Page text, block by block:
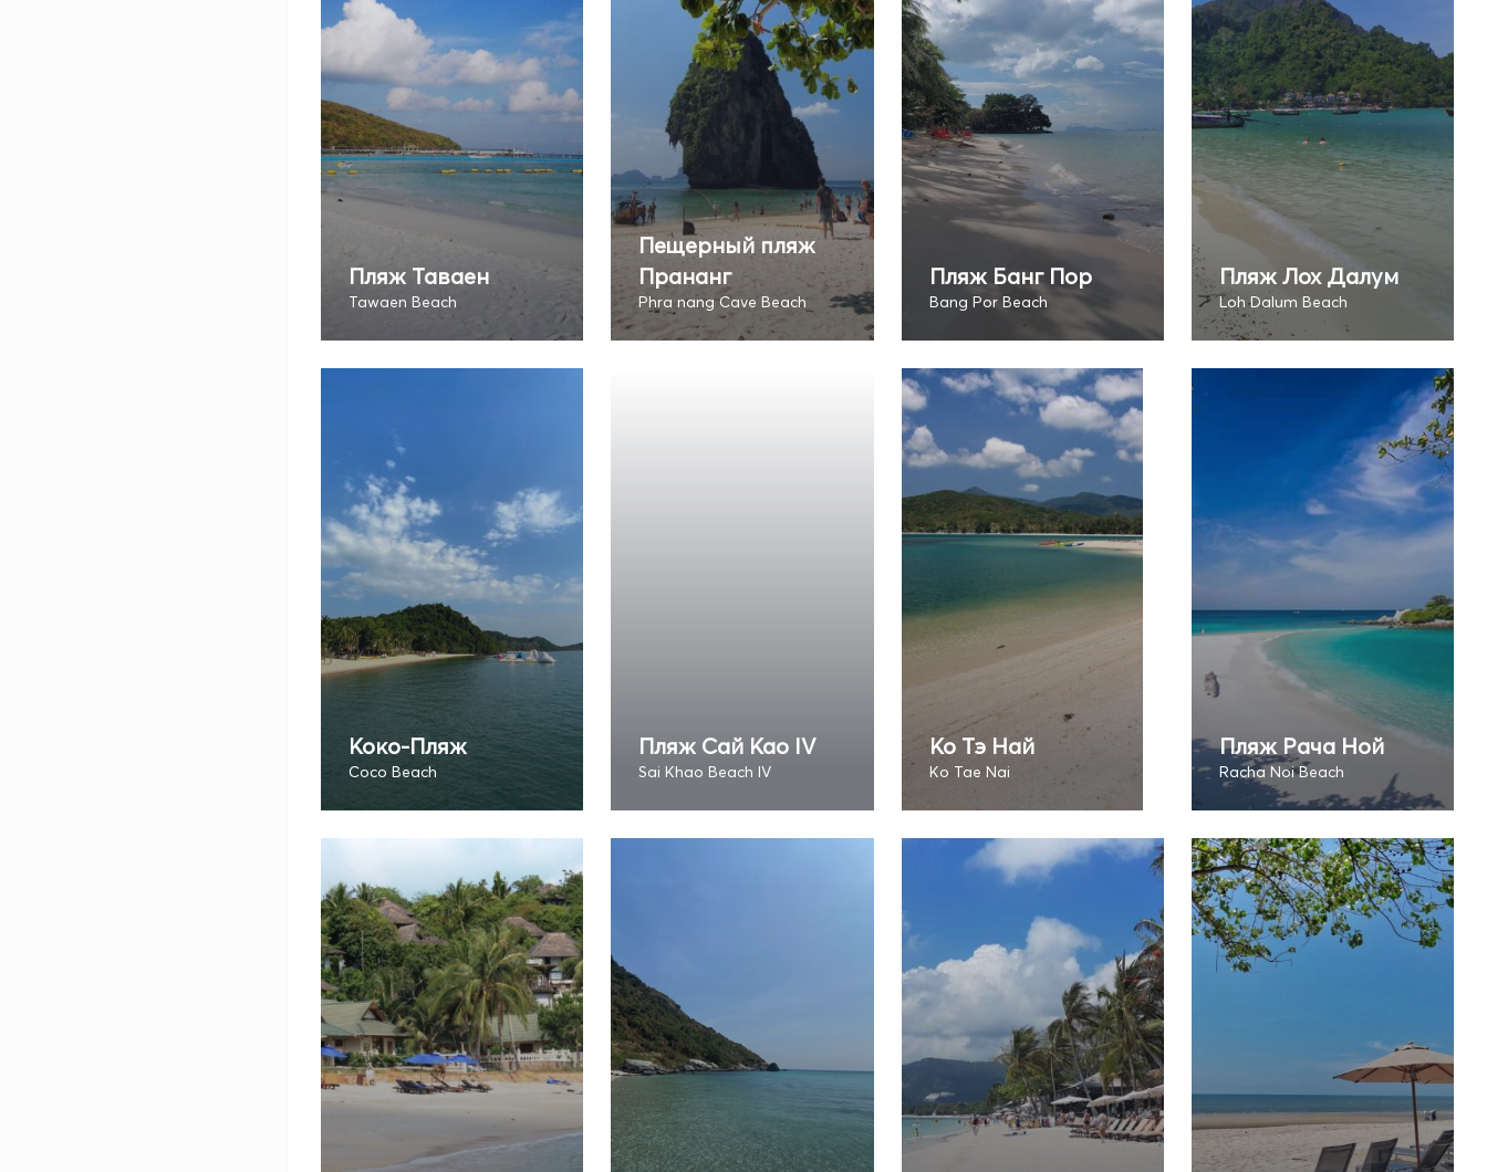
Пляж Таваен
Tawaen Beach
Пещерный пляж
Прананг
Phra nang Cave Beach
Пляж Банг Пор
Bang Por Beach
Пляж Лох Далум
Loh Dalum Beach
Коко-Пляж
Coco Beach
Пляж Сай Као IV
Sai Khao Beach IV
Ко Тэ Най
Ko Tae Nai
Пляж Рача Ной
Racha Noi Beach